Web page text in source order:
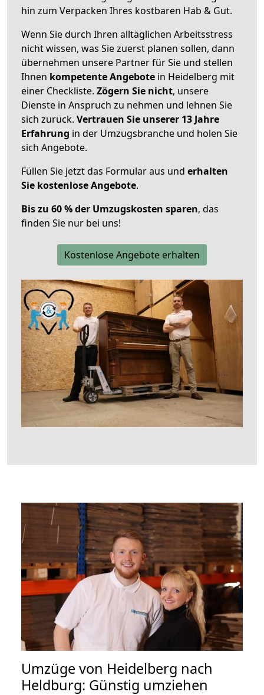
hin zum Verpacken Ihres kostbaren Hab & Gut.
Wenn Sie durch Ihren alltäglichen Arbeitsstress
nicht wissen, was Sie zuerst planen sollen, dann
übernehmen unsere Partner für Sie und stellen
Ihnen kompetente Angebote in Heidelberg mit
einer Checkliste. Zögern Sie nicht, unsere
Dienste in Anspruch zu nehmen und lehnen Sie
sich zurück. Vertrauen Sie unserer 13 Jahre
Erfahrung in der Umzugsbranche und holen Sie
sich Angebote.
Füllen Sie jetzt das Formular aus und erhalten
Sie kostenlose Angebote.
Bis zu 60 % der Umzugskosten sparen, das
finden Sie nur bei uns!
Kostenlose Angebote erhalten
Umzüge von Heidelberg nach
Heldburg: Günstig umziehen